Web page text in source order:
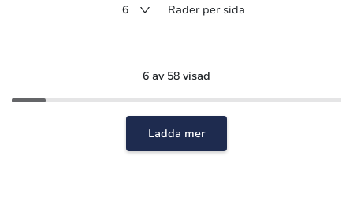
6 Rader per sida
6 av 58 visad
Ladda mer